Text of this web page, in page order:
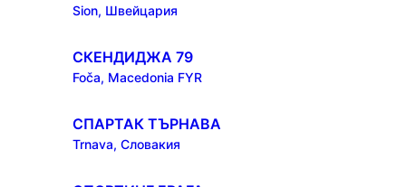
Sion, Швейцария
СКЕНДИДЖА 79
Foča, Macedonia FYR
СПАРТАК ТЪРНАВА
Trnava, Словакия